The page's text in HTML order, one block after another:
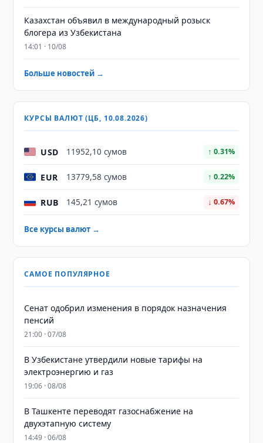
Казахстан объявил в международный розыск
блогера из Узбекистана
14:01 · 10/08
Больше новостей →
КУРСЫ ВАЛЮТ (ЦБ, 10.08.2026)
USD 11952,10 сумов ↑ 0.31%
EUR 13779,58 сумов ↑ 0.22%
RUB 145,21 сумов ↓ 0.67%
Все курсы валют →
САМОЕ ПОПУЛЯРНОЕ
Сенат одобрил изменения в порядок назначения
пенсий
21:00 · 07/08
В Узбекистане утвердили новые тарифы на
электроэнергию и газ
19:06 · 08/08
В Ташкенте переводят газоснабжение на
двухэтапную систему
14:49 · 06/08